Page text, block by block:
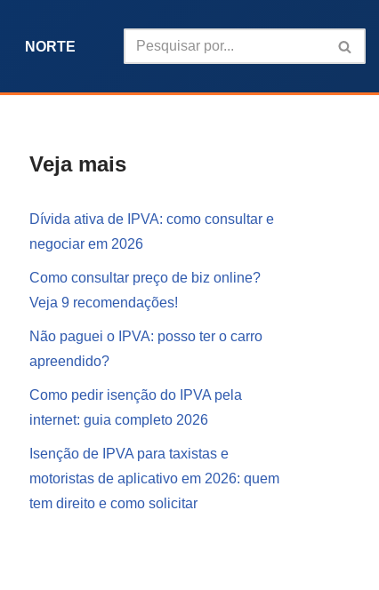
NORTE
Veja mais
Dívida ativa de IPVA: como consultar e
negociar em 2026
Como consultar preço de biz online?
Veja 9 recomendações!
Não paguei o IPVA: posso ter o carro
apreendido?
Como pedir isenção do IPVA pela
internet: guia completo 2026
Isenção de IPVA para taxistas e
motoristas de aplicativo em 2026: quem
tem direito e como solicitar